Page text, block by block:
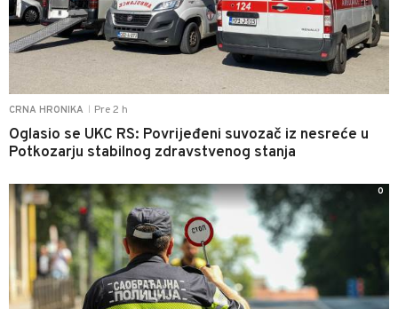
CRNA HRONIKA Pre 2 h
Oglasio se UKC RS: Povrijeđeni suvozač iz nesreće u
Potkozarju stabilnog zdravstvenog stanja
0